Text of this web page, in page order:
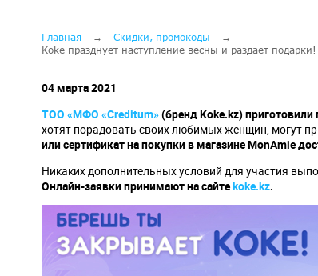
Строка
навигации
Главная
Скидки, промокоды
Koke празднует наступление весны и раздает
04 марта 2021
ТОО «МФО «Creditum»(брендKoke.kz) приготовили
хотят порадовать своих любимых женщин, могут
или сертификат на покупки в магазинеMonAmie
Никаких дополнительных условий для участия
Онлайн-заявки принимают на сайтеkoke.kz.